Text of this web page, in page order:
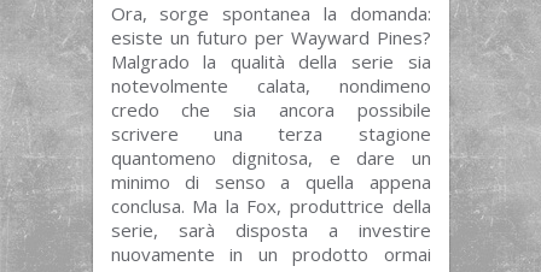
Ora, sorge spontanea la domanda:
esiste un futuro per Wayward Pines?
Malgrado la qualità della serie sia
notevolmente calata, nondimeno
credo che sia ancora possibile
scrivere una terza stagione
quantomeno dignitosa, e dare un
minimo di senso a quella appena
conclusa. Ma la Fox, produttrice della
serie, sarà disposta a investire
nuovamente in un prodotto ormai